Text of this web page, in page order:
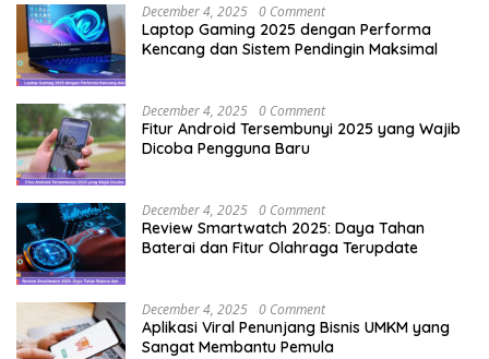
December 4, 2025 0 Comment
Laptop Gaming 2025 dengan Performa
Kencang dan Sistem Pendingin Maksimal
December 4, 2025 0 Comment
Fitur Android Tersembunyi 2025 yang Wajib
Dicoba Pengguna Baru
December 4, 2025 0 Comment
Review Smartwatch 2025: Daya Tahan
Baterai dan Fitur Olahraga Terupdate
December 4, 2025 0 Comment
Aplikasi Viral Penunjang Bisnis UMKM yang
Sangat Membantu Pemula